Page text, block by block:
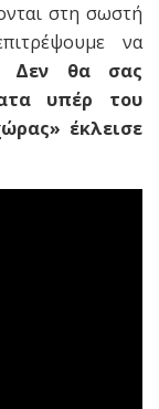
στη σωστή
να
Δεν θα σας
υπέρ του
έκλεισε